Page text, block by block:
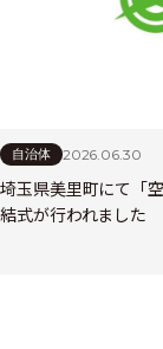
自治体 2026.06.30
埼玉県美里町にて「
結式が行われました